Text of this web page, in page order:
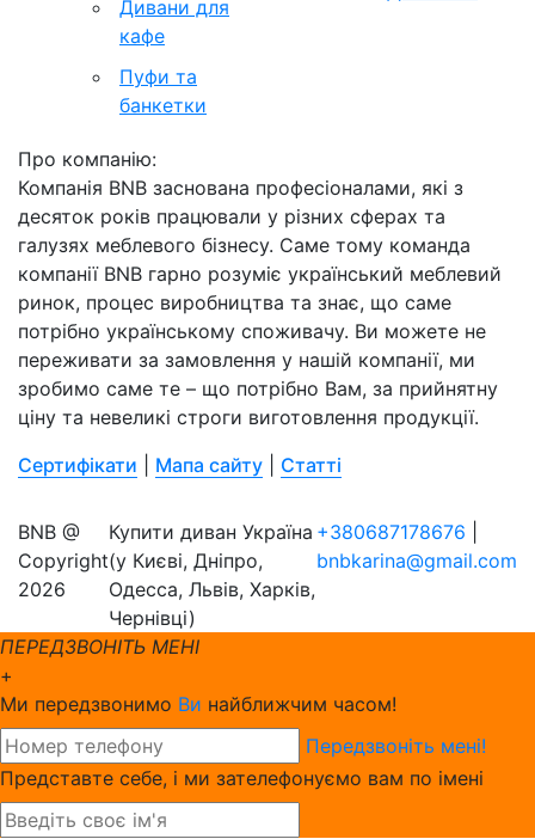
Дивани для
кафе
Пуфи та
банкетки
Про компанію:
Компанія BNB заснована професіоналами, які з
десяток років працювали у різних сферах та
галузях меблевого бізнесу. Саме тому команда
компанії BNB гарно розуміє український меблевий
ринок, процес виробництва та знає, що саме
потрібно українському споживачу. Ви можете не
переживати за замовлення у нашій компанії, ми
зробимо саме те – що потрібно Вам, за прийнятну
ціну та невеликі строги виготовлення продукції.
Сертифікати
Мапа сайту Статті
BNB @
Copyright
2026
Купити диван Україна
(у Києві, Дніпро,
Одесса, Львів, Харків,
Чернівці)
+380687178676
bnbkarina@gmail.com
ПЕРЕДЗВОНІТЬ МЕНІ
+
Ми передзвонимо Ви найближчим часом!
Передзвоніть мені!
Представте себе, і ми зателефонуємо вам по імені